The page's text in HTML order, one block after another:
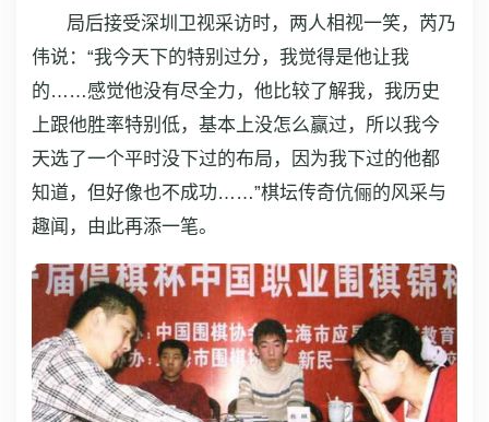
局后接受深圳卫视采访时，两人相视一笑，芮乃
伟说：“我今天下的特别过分，我觉得是他让我
的……感觉他没有尽全力，他比较了解我，我历史
上跟他胜率特别低，基本上没怎么赢过，所以我今
天选了一个平时没下过的布局，因为我下过的他都
知道，但好像也不成功……”棋坛传奇伉俪的风采与
趣闻，由此再添一笔。